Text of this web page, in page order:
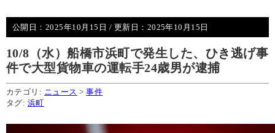
公開日： 2025年10月15日 / 更新日： 2025年10月15日
10/8（水）船橋市浜町で発生した、ひき逃げ事
件で大型貨物車の運転手24歳男が逮捕
カテゴリ: ニュース >事件
タグ: 浜町